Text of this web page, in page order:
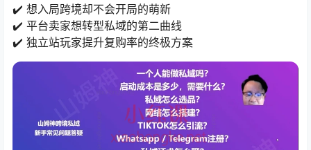
✔️ 想入局跨境却不会开局的萌新
✔️ 平台卖家想转型私域的第二曲线
✔️ 独立站玩家提升复购率的终极方案